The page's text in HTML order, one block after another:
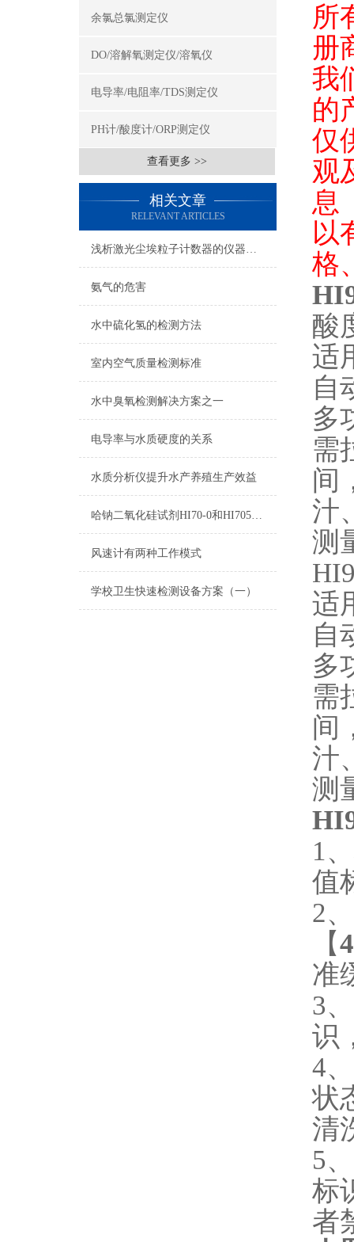
余氯总氯测定仪
DO/溶解氧测定仪/溶氧仪
电导率/电阻率/TDS测定仪
PH计/酸度计/ORP测定仪
查看更多 >>
相关文章
RELEVANT ARTICLES
浅析激光尘埃粒子计数器的仪器校准实验
氨气的危害
水中硫化氢的检测方法
室内空气质量检测标准
水中臭氧检测解决方案之一
电导率与水质硬度的关系
水质分析仪提升水产养殖生产效益
哈钠二氧化硅试剂HI70-0和HI705B-0测量原理
风速计有两种工作模式
学校卫生快速检测设备方案（一）
所
册
我
的
仅
观
息
以
格
酸
适
自
多
需
间
汁
测
适
自
多
需
间
汁
测
1
值
2
【
准
3
识
4
状
清
5
标
者